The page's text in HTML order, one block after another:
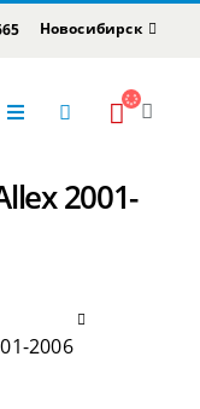
Новосибирск
2001-
2006